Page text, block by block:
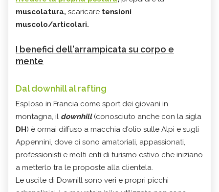
muscolatura, scaricare tensioni
muscolo/articolari.
I benefici dell'arrampicata su corpo e
mente
Dal downhill al rafting
Esploso in Francia come sport dei giovani in
montagna, il downhill(conosciuto anche con la sigla
DH) è ormai diffuso a macchia d'olio sulle Alpi e sugli
Appennini, dove ci sono amatoriali, appassionati,
professionisti e molti enti di turismo estivo che iniziano
a metterlo tra le proposte alla clientela.
Le uscite di Downill sono veri e propri picchi